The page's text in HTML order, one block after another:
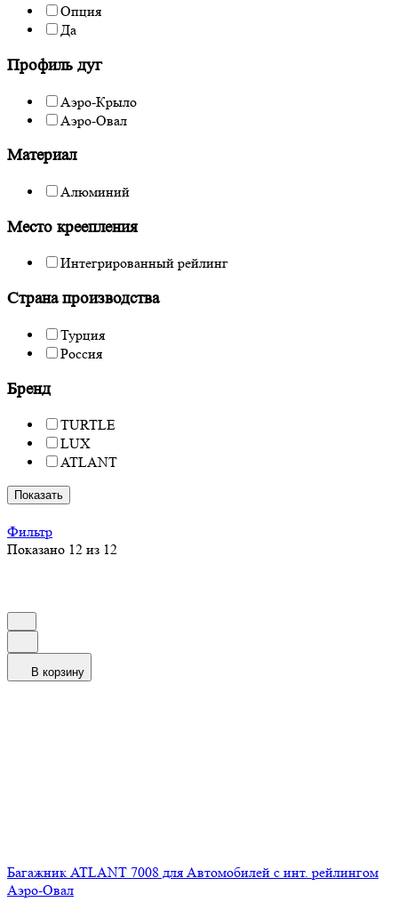
Опция
Да
Профиль дуг
Аэро-Крыло
Аэро-Овал
Материал
Алюминий
Место креепления
Интегрированный рейлинг
Страна производства
Турция
Россия
Бренд
TURTLE
LUX
ATLANT
Показать
Фильтр
Показано 12 из 12
В корзину
Багажник ATLANT 7008 для Автомобилей с инт. рейлингом
Аэро-Овал